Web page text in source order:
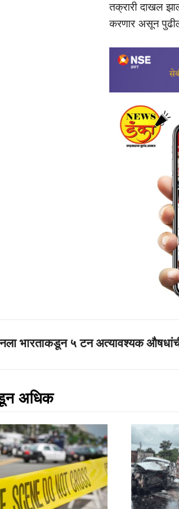
तक्रारी दाखल
करणार असून
भारताकडून ५ टन अत्यावश्यक
अधिक